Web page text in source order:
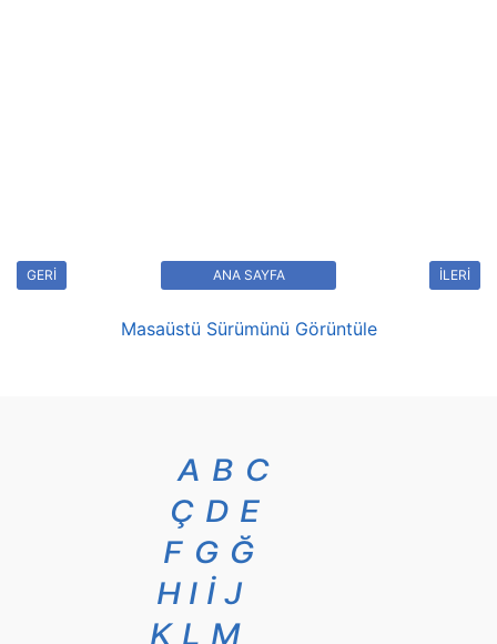
GERİ İLERİ
ANA SAYFA
Masaüstü Sürümünü Görüntüle
A B C
Ç D E
F G Ğ
H I İ J
K L M